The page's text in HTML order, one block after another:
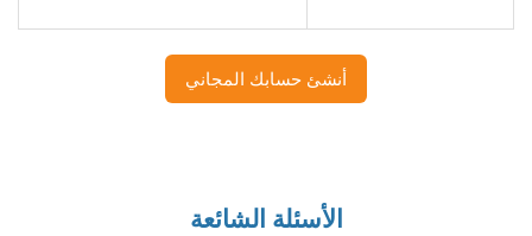
أنشئ حسابك المجاني
الأسئلة الشائعة